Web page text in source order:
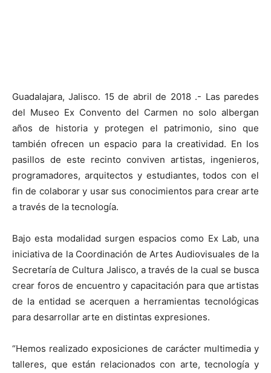
Guadalajara, Jalisco. 15 de abril de 2018 .- Las paredes
del Museo Ex Convento del Carmen no solo albergan
años de historia y protegen el patrimonio, sino que
también ofrecen un espacio para la creatividad. En los
pasillos de este recinto conviven artistas, ingenieros,
programadores, arquitectos y estudiantes, todos con el
fin de colaborar y usar sus conocimientos para crear arte
a través de la tecnología.
Bajo esta modalidad surgen espacios como Ex Lab, una
iniciativa de la Coordinación de Artes Audiovisuales de la
Secretaría de Cultura Jalisco, a través de la cual se busca
crear foros de encuentro y capacitación para que artistas
de la entidad se acerquen a herramientas tecnológicas
para desarrollar arte en distintas expresiones.
“Hemos realizado exposiciones de carácter multimedia y
talleres, que están relacionados con arte, tecnología y